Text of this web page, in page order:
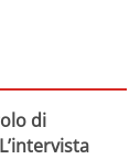
di